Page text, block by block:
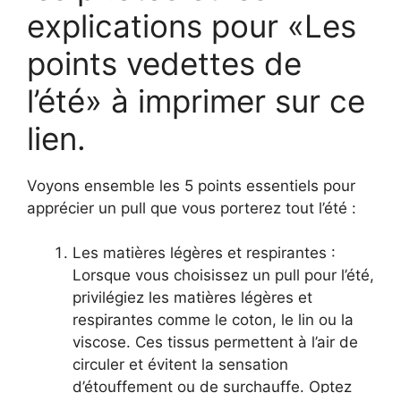
explications pour «Les
points vedettes de
l’été» à imprimer sur ce
lien.
Voyons ensemble les 5 points essentiels pour
apprécier un pull que vous porterez tout l’été :
Les matières légères et respirantes :
Lorsque vous choisissez un pull pour l’été,
privilégiez les matières légères et
respirantes comme le coton, le lin ou la
viscose. Ces tissus permettent à l’air de
circuler et évitent la sensation
d’étouffement ou de surchauffe. Optez